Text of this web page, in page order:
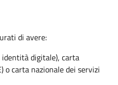
di avere:
identità digitale), carta
o carta nazionale dei servizi